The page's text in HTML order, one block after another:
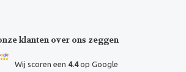
klanten over ons zeggen
Wij scoren een 4.4op Google